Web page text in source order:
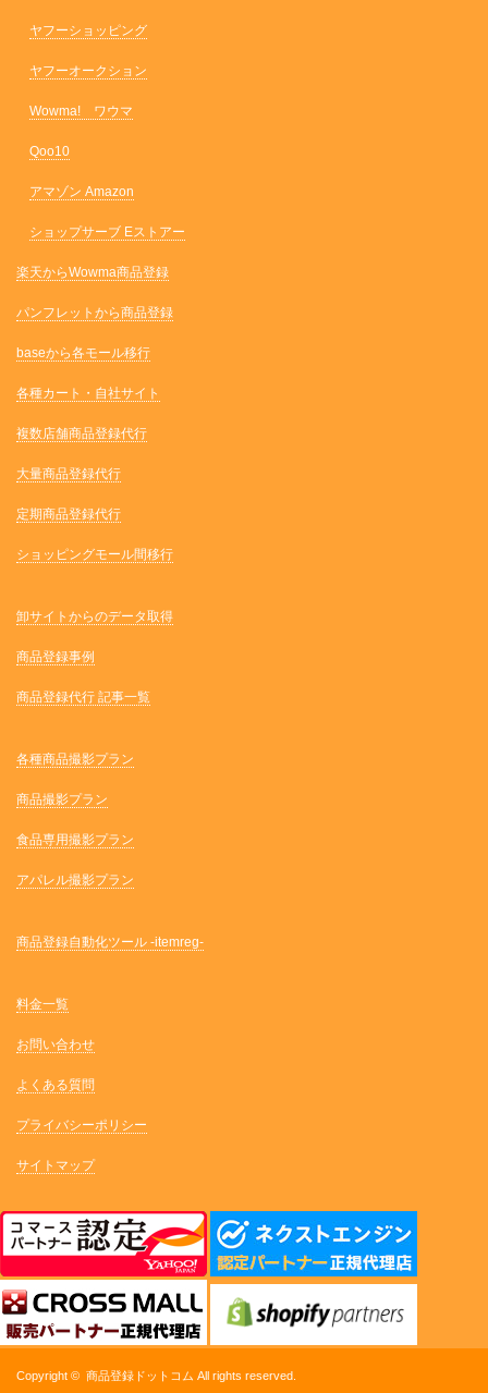
ヤフーショッピング
ヤフーオークション
Wowma! ワウマ
Qoo10
アマゾン Amazon
ショップサーブ Eストアー
楽天からWowma商品登録
パンフレットから商品登録
baseから各モール移行
各種カート・自社サイト
複数店舗商品登録代行
大量商品登録代行
定期商品登録代行
ショッピングモール間移行
卸サイトからのデータ取得
商品登録事例
商品登録代行 記事一覧
各種商品撮影プラン
商品撮影プラン
食品専用撮影プラン
アパレル撮影プラン
商品登録自動化ツール -itemreg-
料金一覧
お問い合わせ
よくある質問
プライバシーポリシー
サイトマップ
Copyright © 商品登録ドットコム All rights reserved.